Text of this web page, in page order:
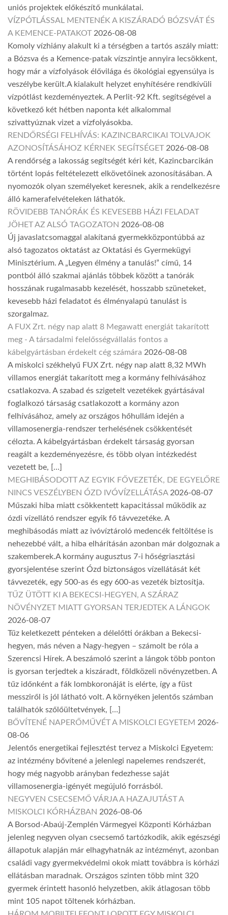
uniós projektek előkészítő munkálatai.
VÍZPÓTLÁSSAL MENTENÉK A KISZÁRADÓ BÓZSVÁT ÉS
A KEMENCE-PATAKOT 2026-08-08
Komoly vízhiány alakult ki a térségben a tartós aszály miatt:
a Bózsva és a Kemence-patak vízszintje annyira lecsökkent,
hogy már a vízfolyások élővilága és ökológiai egyensúlya is
veszélybe került.A kialakult helyzet enyhítésére rendkívüli
vízpótlást kezdeményeztek. A Perlit-92 Kft. segítségével a
következő két hétben naponta két alkalommal
szivattyúznak vizet a vízfolyásokba.
RENDŐRSÉGI FELHÍVÁS: KAZINCBARCIKAI TOLVAJOK
AZONOSÍTÁSÁHOZ KÉRNEK SEGÍTSÉGET 2026-08-08
A rendőrség a lakosság segítségét kéri két, Kazincbarcikán
történt lopás feltételezett elkövetőinek azonosításában. A
nyomozók olyan személyeket keresnek, akik a rendelkezésre
álló kamerafelvételeken láthatók.
RÖVIDEBB TANÓRÁK ÉS KEVESEBB HÁZI FELADAT
JÖHET AZ ALSÓ TAGOZATON 2026-08-08
Új javaslatcsomaggal alakítaná gyermekközpontúbbá az
alsó tagozatos oktatást az Oktatási és Gyermekügyi
Minisztérium. A „Legyen élmény a tanulás!” című, 14
pontból álló szakmai ajánlás többek között a tanórák
hosszának rugalmasabb kezelését, hosszabb szüneteket,
kevesebb házi feladatot és élményalapú tanulást is
szorgalmaz.
A FUX Zrt. négy nap alatt 8 Megawatt energiát takarított
meg - A társadalmi felelősségvállalás fontos a
kábelgyártásban érdekelt cég számára 2026-08-08
A miskolci székhelyű FUX Zrt. négy nap alatt 8,32 MWh
villamos energiát takarított meg a kormány felhívásához
csatlakozva. A szabad és szigetelt vezetékek gyártásával
foglalkozó társaság csatlakozott a kormány azon
felhívásához, amely az országos hőhullám idején a
villamosenergia-rendszer terhelésének csökkentését
célozta. A kábelgyártásban érdekelt társaság gyorsan
reagált a kezdeményezésre, és több olyan intézkedést
vezetett be, […]
MEGHIBÁSODOTT AZ EGYIK FŐVEZETÉK, DE EGYELŐRE
NINCS VESZÉLYBEN ÓZD IVÓVÍZELLÁTÁSA 2026-08-07
Műszaki hiba miatt csökkentett kapacitással működik az
ózdi vízellátó rendszer egyik fő távvezetéke. A
meghibásodás miatt az ivóvíztároló medencék feltöltése is
nehezebbé vált, a hiba elhárításán azonban már dolgoznak a
szakemberek.A kormány augusztus 7-i hőségriasztási
gyorsjelentése szerint Ózd biztonságos vízellátását két
távvezeték, egy 500-as és egy 600-as vezeték biztosítja.
TŰZ ÜTÖTT KI A BEKECSI-HEGYEN, A SZÁRAZ
NÖVÉNYZET MIATT GYORSAN TERJEDTEK A LÁNGOK
2026-08-07
Tűz keletkezett pénteken a délelőtti órákban a Bekecsi-
hegyen, más néven a Nagy-hegyen – számolt be róla a
Szerencsi Hírek. A beszámoló szerint a lángok több ponton
is gyorsan terjedtek a kiszáradt, földközeli növényzetben. A
tűz időnként a fák lombkoronáját is elérte, így a füst
messziről is jól látható volt. A környéken jelentős számban
találhatók szőlőültetvények, […]
BŐVÍTENÉ NAPERŐMŰVÉT A MISKOLCI EGYETEM 2026-
08-06
Jelentős energetikai fejlesztést tervez a Miskolci Egyetem:
az intézmény bővítené a jelenlegi napelemes rendszerét,
hogy még nagyobb arányban fedezhesse saját
villamosenergia-igényét megújuló forrásból.
NEGYVEN CSECSEMŐ VÁRJA A HAZAJUTÁST A
MISKOLCI KÓRHÁZBAN 2026-08-06
A Borsod-Abaúj-Zemplén Vármegyei Központi Kórházban
jelenleg negyven olyan csecsemő tartózkodik, akik egészségi
állapotuk alapján már elhagyhatnák az intézményt, azonban
családi vagy gyermekvédelmi okok miatt továbbra is kórházi
ellátásban maradnak. Országos szinten több mint 320
gyermek érintett hasonló helyzetben, akik átlagosan több
mint 105 napot töltenek kórházban.